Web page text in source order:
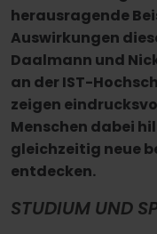
herausragende
Auswirkungen
Daalmann und
an der IST-
zeigen
Menschen dabei
gleichzeitig neue
entdecken.
STUDIUM UND